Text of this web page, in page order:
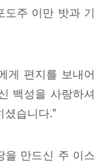
주 이만 밧과 기
게 편지를 보내어
백성을 사랑하셔
셨습니다.”
을 만드신 주 이스